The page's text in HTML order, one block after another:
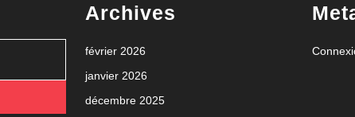
Archives
février 2026
janvier 2026
décembre 2025